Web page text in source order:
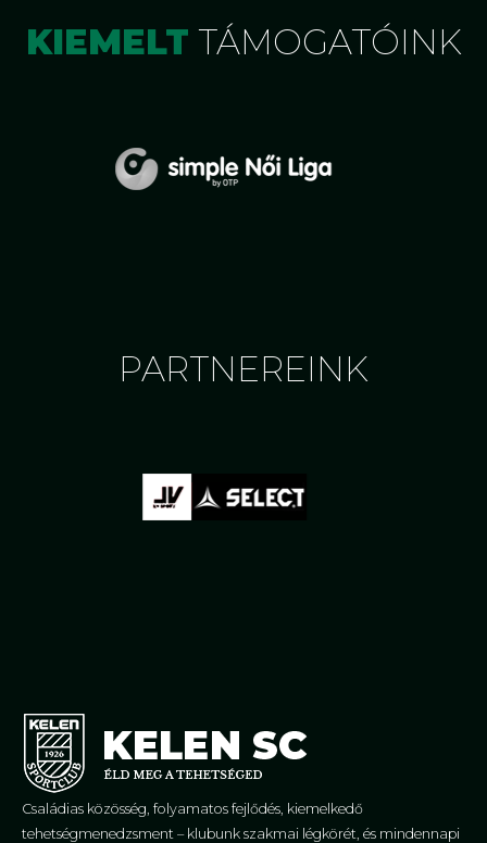
KIEMELT TÁMOGATÓINK
PARTNEREINK
Családias közösség, folyamatos fejlődés, kiemelkedő
tehetségmenedzsment – klubunk szakmai légkörét, és mindennapi